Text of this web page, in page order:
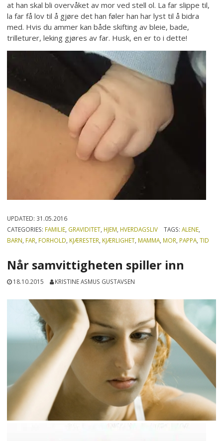
at han skal bli overvåket av mor ved stell ol. La far slippe til,
la far få lov til å gjøre det han føler han har lyst til å bidra
med. Hvis du ammer kan både skifting av bleie, bade,
trilleturer, leking gjøres av far. Husk, en er to i dette!
UPDATED: 31.05.2016
CATEGORIES: FAMILIE GRAVIDITET HJEM HVERDAGSLIV TAGS: ALENE,
BARN FAR FORHOLD KJÆRESTER KJÆRLIGHET MAMMA MOR PAPPA ,TID
Når samvittigheten spiller inn
18.10.2015 KRISTINE ASMUS GUSTAVSEN